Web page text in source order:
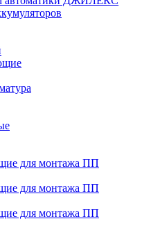
для монтажа ПП
для монтажа ПП
для монтажа ПП